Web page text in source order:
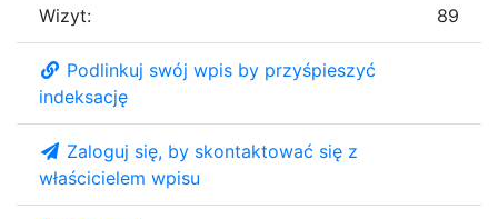
Wizyt: 89
Podlinkuj swój wpis by przyśpieszyć
indeksację
Zaloguj się, by skontaktować się z
właścicielem wpisu